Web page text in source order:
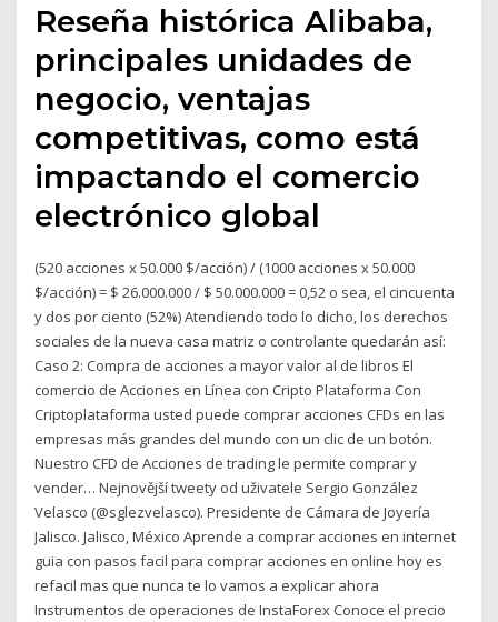
Reseña histórica Alibaba,
principales unidades de
negocio, ventajas
competitivas, como está
impactando el comercio
electrónico global
(520 acciones x 50.000 $/acción) / (1000 acciones x 50.000
$/acción) = $ 26.000.000 / $ 50.000.000 = 0,52 o sea, el cincuenta
y dos por ciento (52%) Atendiendo todo lo dicho, los derechos
sociales de la nueva casa matriz o controlante quedarán así:
Caso 2: Compra de acciones a mayor valor al de libros El
comercio de Acciones en Línea con Cripto Plataforma Con
Criptoplataforma usted puede comprar acciones CFDs en las
empresas más grandes del mundo con un clic de un botón.
Nuestro CFD de Acciones de trading le permite comprar y
vender… Nejnovější tweety od uživatele Sergio González
Velasco (@sglezvelasco). Presidente de Cámara de Joyería
Jalisco. Jalisco, México Aprende a comprar acciones en internet
guia con pasos facil para comprar acciones en online hoy es
refacil mas que nunca te lo vamos a explicar ahora
Instrumentos de operaciones de InstaForex Conoce el precio